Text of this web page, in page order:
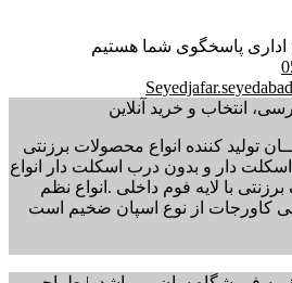
اداری پاسخگوی شما هستیم
انتخاب و خرید آنلاین
تولید کننده انواع محصولات برزنتی
دار و بدون درب اسکلت دار انواع
با لایه فوم داخلی .انواع نظم
کاورجات از نوع اسپان ضخیم است